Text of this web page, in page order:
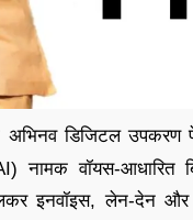
डिजिटल उपकरण
नामक वॉयस-आधारित
इनवॉइस, लेन-देन